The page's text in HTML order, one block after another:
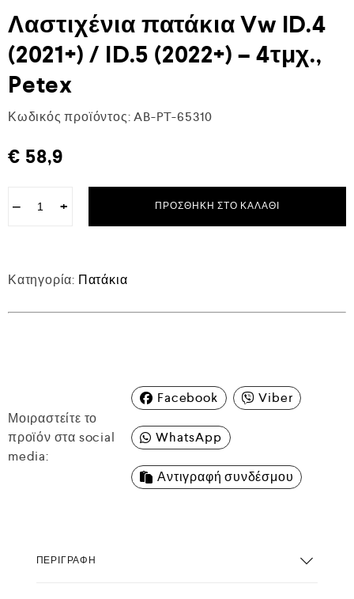
Λαστιχένια πατάκια Vw ID.4
(2021+) / ID.5 (2022+) – 4τμχ.,
Petex
Κωδικός προϊόντος: AB-PT-65310
€ 58,9
− + ΠΡΟΣΘΉΚΗ ΣΤΟ ΚΑΛΆΘΙ
Κατηγορία: Πατάκια
Μοιραστείτε το
προϊόν στα social
media:
Facebook Viber
WhatsApp
Αντιγραφή συνδέσμου
ΠΕΡΙΓΡΑΦΉ